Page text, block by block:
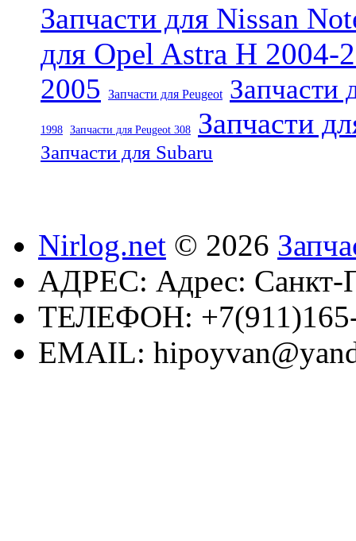
Запчасти для Nissan
для Opel Astra H 2004-
2005 Запчасти для Peugeot Запчасти
1998 Запчасти для Peugeot 308 Запчасти
Запчасти для Subaru
Nirlog.net © 2026
АДРЕС: Адрес: Санкт-
ТЕЛЕФОН:
EMAIL: